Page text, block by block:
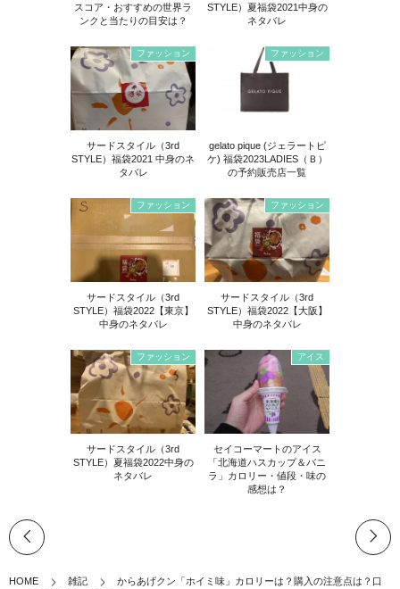
スコア・おすすめの世界ラ
ンクと当たりの目安は？
STYLE）夏福袋2021中身の
ネタバレ
ファッション
サードスタイル（3rd
STYLE）福袋2021 中身のネ
タバレ
ファッション
gelato pique (ジェラートピ
ケ) 福袋2023LADIES（Ｂ）
の予約販売店一覧
ファッション
サードスタイル（3rd
STYLE）福袋2022【東京】
中身のネタバレ
ファッション
サードスタイル（3rd
STYLE）福袋2022【大阪】
中身のネタバレ
ファッション
サードスタイル（3rd
STYLE）夏福袋2022中身の
ネタバレ
アイス
セイコーマートのアイス
「北海道ハスカップ＆バニ
ラ」カロリー・値段・味の
感想は？
HOME 雑記
からあげクン「ホイミ味」カロリーは？購入の注意点は？口